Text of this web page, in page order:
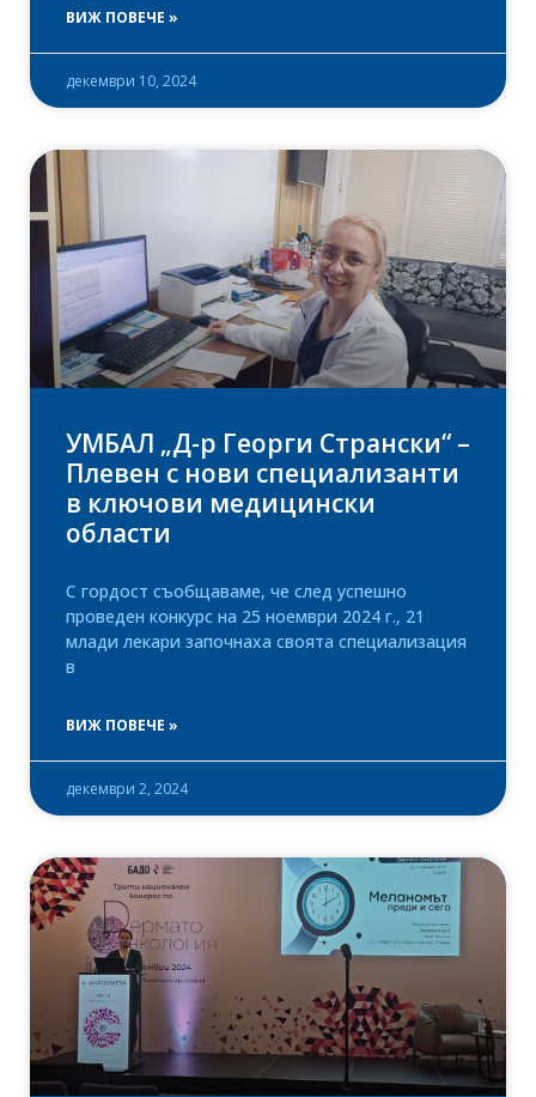
ВИЖ ПОВЕЧЕ »
декември 10, 2024
УМБАЛ „Д-р Георги Странски“ –
Плевен с нови специализанти
в ключови медицински
области
С гордост съобщаваме, че след успешно
проведен конкурс на 25 ноември 2024 г., 21
млади лекари започнаха своята специализация
в
ВИЖ ПОВЕЧЕ »
декември 2, 2024